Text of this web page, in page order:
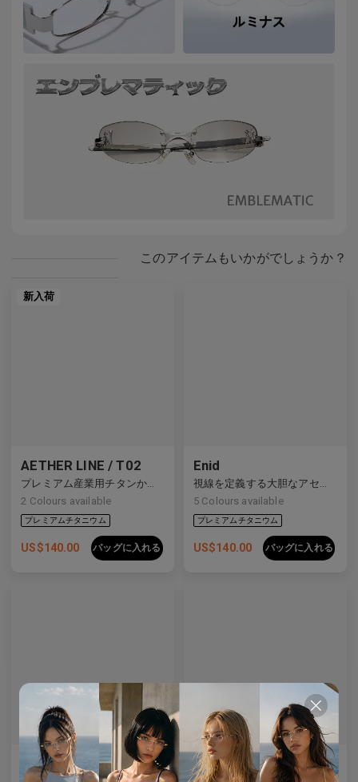
このアイテムもいかがでしょうか？
新入荷
AETHER LINE / T02
2 Colours available
US$140.00 バッグに入れる
Enid
5 Colours available
US$140.00 バッグに入れる
AL_01 Emblematic S 01